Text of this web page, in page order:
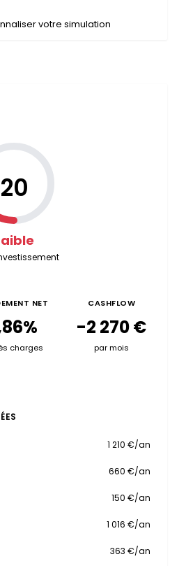
votre simulation
20
NET
charges
CASHFLOW
-2 270 €
par mois
1 210 €/an
660 €/an
150 €/an
1 016 €/an
363 €/an